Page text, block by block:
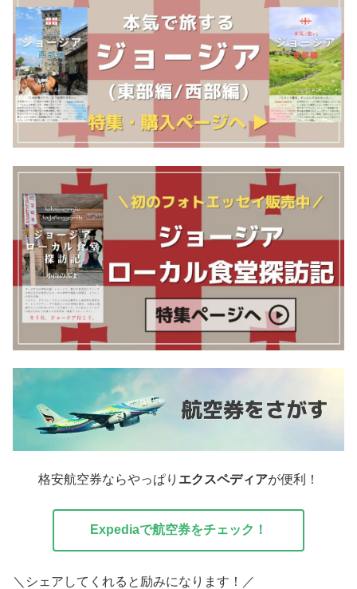
格安航空券ならやっぱり エクスペディアが便利！
Expediaで航空券をチェック！
＼シェアしてくれると励みになります！／